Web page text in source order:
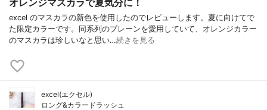
オレンジマスカラで夏気分に！
excel のマスカラの新色を使用したのでレビューします。夏に向けてで
た限定カラーです。同系列のプレーンを愛用していて、オレンジカラー
のマスカラは珍しいなと思い…続きを見る
excel(エクセル)
ロング&カラードラッシュ